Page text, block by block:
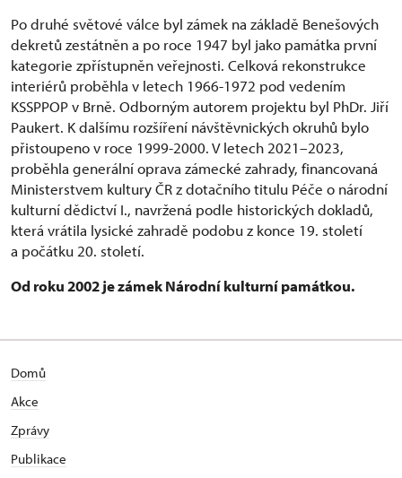
Po druhé světové válce byl zámek na základě Benešových
dekretů zestátněn a po roce 1947 byl jako památka první
kategorie zpřístupněn veřejnosti. Celková rekonstrukce
interiérů proběhla v letech 1966-1972 pod vedením
KSSPPOP v Brně. Odborným autorem projektu byl PhDr. Jiří
Paukert. K dalšímu rozšíření návštěvnických okruhů bylo
přistoupeno v roce 1999-2000. V letech 2021–2023,
proběhla generální oprava zámecké zahrady, financovaná
Ministerstvem kultury ČR z dotačního titulu Péče o národní
kulturní dědictví I., navržená podle historických dokladů,
která vrátila lysické zahradě podobu z konce 19. století
a počátku 20. století.
Od roku 2002 je zámek Národní kulturní památkou.
Domů
Akce
Zprávy
Publikace